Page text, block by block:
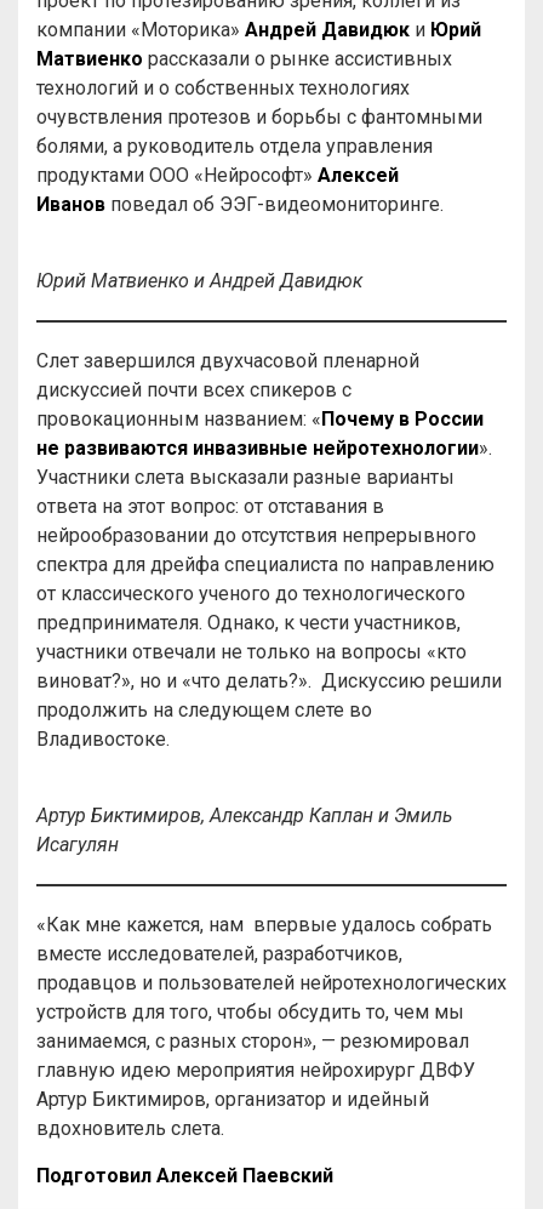
компании «Моторика» Андрей Давидюк и Юрий
Матвиенко рассказали о рынке ассистивных
технологий и о собственных технологиях
очувствления протезов и борьбы с фантомными
болями, а руководитель отдела управления
продуктами ООО «Нейрософт» Алексей
Иванов поведал об ЭЭГ-видеомониторинге.
Юрий Матвиенко и Андрей Давидюк
Слет завершился двухчасовой пленарной
дискуссией почти всех спикеров с
провокационным названием: «Почему в России
не развиваются инвазивные нейротехнологии».
Участники слета высказали разные варианты
ответа на этот вопрос: от отставания в
нейрообразовании до отсутствия непрерывного
спектра для дрейфа специалиста по направлению
от классического ученого до технологического
предпринимателя. Однако, к чести участников,
участники отвечали не только на вопросы «кто
виноват?», но и «что делать?». Дискуссию решили
продолжить на следующем слете во
Владивостоке.
Артур Биктимиров, Александр Каплан и Эмиль
Исагулян
«Как мне кажется, нам впервые удалось собрать
вместе исследователей, разработчиков,
продавцов и пользователей нейротехнологических
устройств для того, чтобы обсудить то, чем мы
занимаемся, с разных сторон», — резюмировал
главную идею мероприятия нейрохирург ДВФУ
Артур Биктимиров, организатор и идейный
вдохновитель слета.
Подготовил Алексей Паевский